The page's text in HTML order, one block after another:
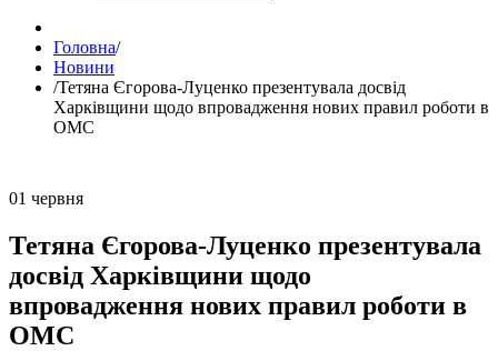
Головна/
Новини
/Тетяна Єгорова-Луценко презентувала досвід
Харківщини щодо впровадження нових правил роботи в
ОМС
01 червня
Тетяна Єгорова-Луценко презентувала
досвід Харківщини щодо
впровадження нових правил роботи в
ОМС